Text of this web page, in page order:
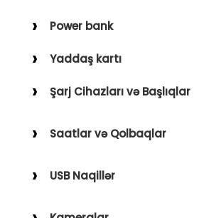
Qulaqüstü
Power bank
Yaddaş kartı
Şarj Cihazları və Başlıqlar
Saatlar və Qolbaqlar
Saat Qolbaqları
USB Naqillər